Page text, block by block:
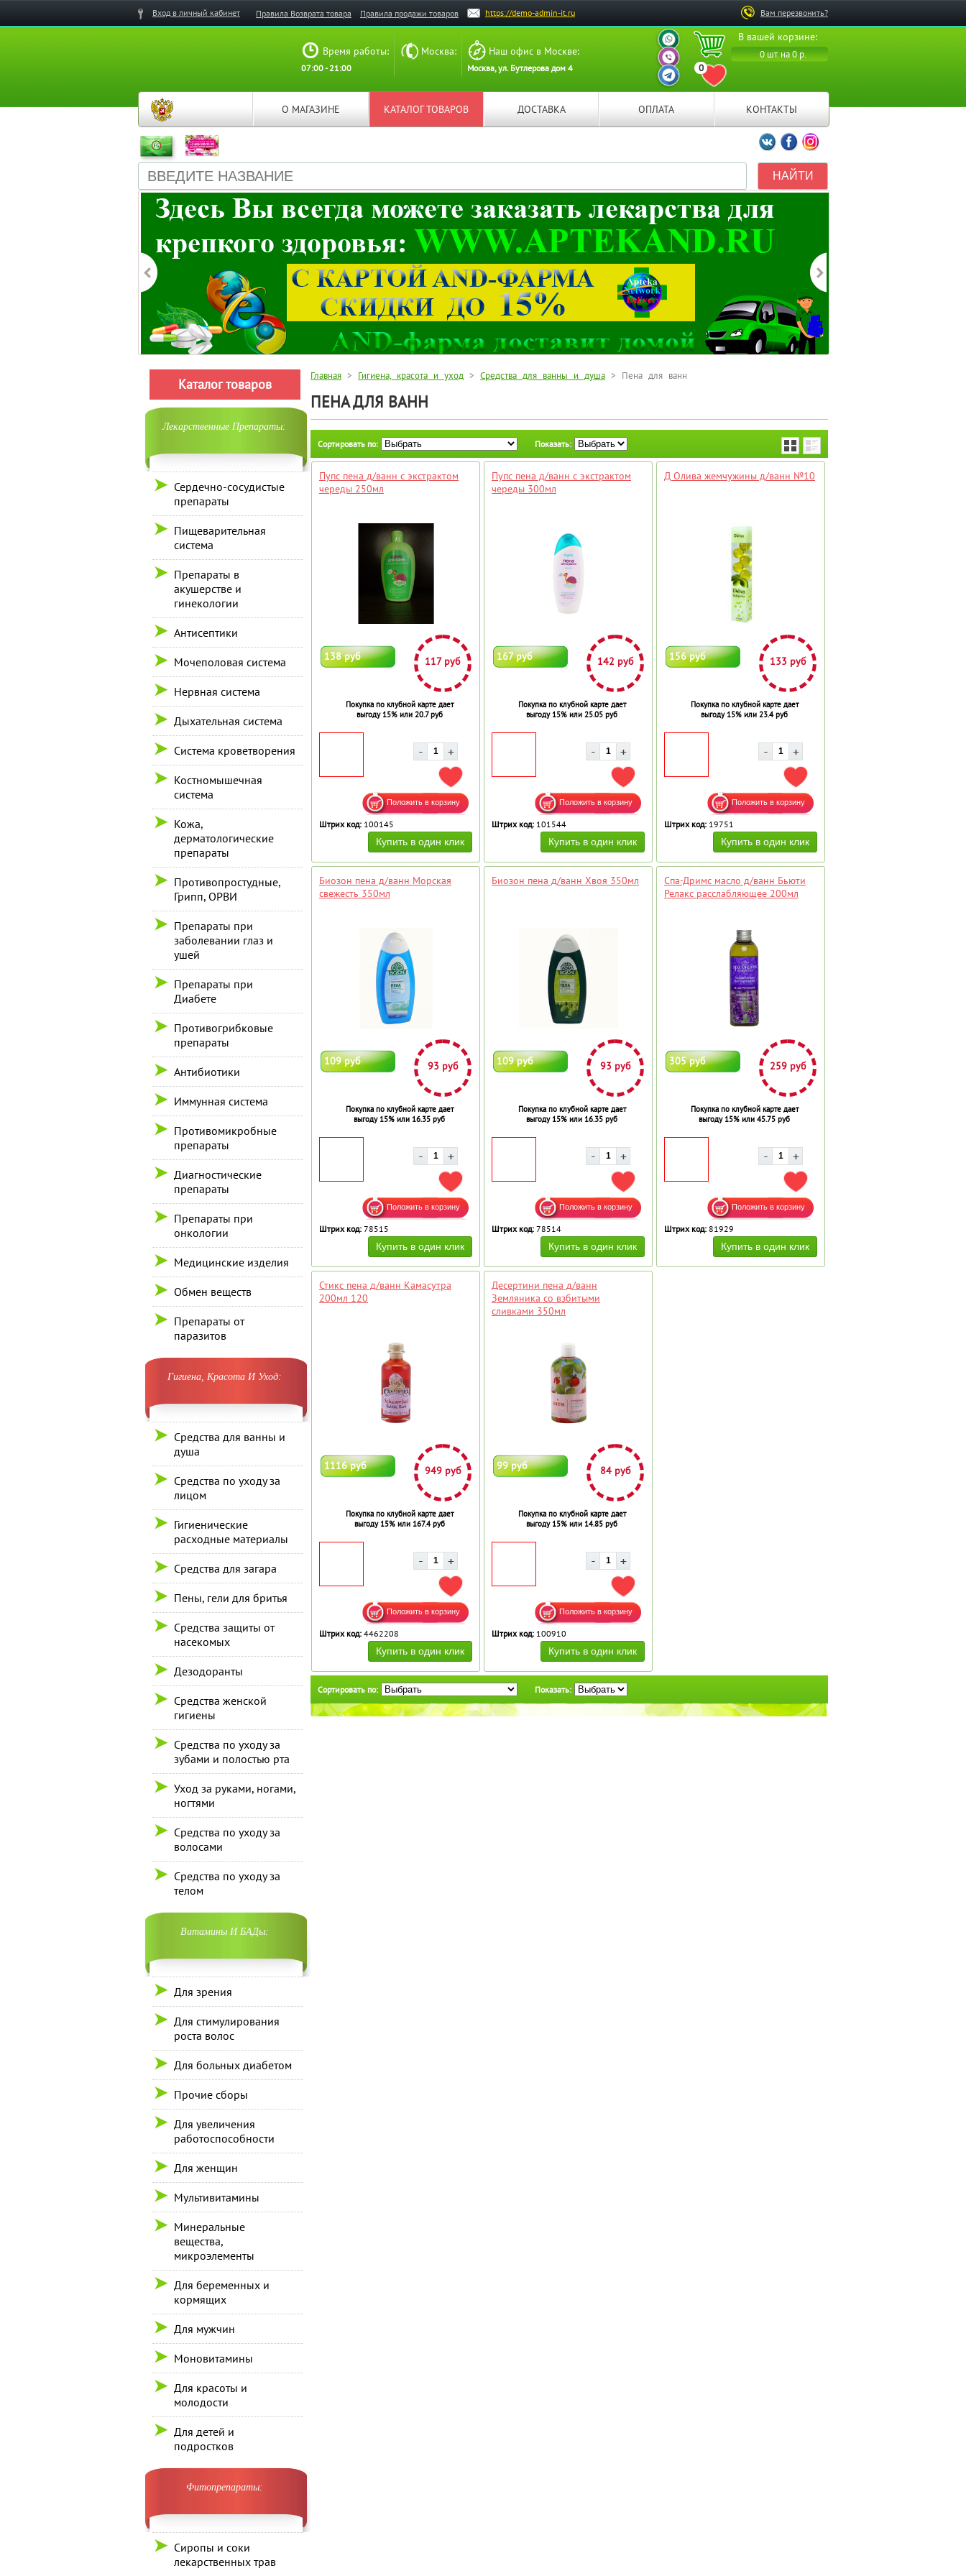
Вам перезвонить?
Вход в личный кабинет Правила Возврата товара Правила продажи товаров https://demo-admin-it.ru
В вашей корзине:
0 шт. на 0 р.
0
ПЕРЕЙТИ В ИЗБРАННОЕ
ВАШ ПЕРСОНАЛЬНЫЙ
МЕНЕДЖЕР
ВАШ ПЕРСОНАЛЬНЫЙ
МЕНЕДЖЕР
ВАШ ПЕРСОНАЛЬНЫЙ
МЕНЕДЖЕР
Время работы:
07:00 - 21:00
Москва: Наш офис в Москве:
Москва, ул. Бутлерова дом 4
О МАГАЗИНЕ КАТАЛОГ ТОВАРОВ ДОСТАВКА ОПЛАТА КОНТАКТЫ
Мы ВКонтакте
Мы на Facebook
Мы в Instagramm
Каталог товаров
Лекарственные Препараты:
Сердечно-сосудистые
препараты
Пищеварительная
система
Препараты в
акушерстве и
гинекологии
Антисептики
Мочеполовая система
Нервная система
Дыхательная система
Система кроветворения
Костномышечная
система
Кожа,
дерматологические
препараты
Противопростудные,
Грипп, ОРВИ
Препараты при
заболевании глаз и
ушей
Препараты при
Диабете
Противогрибковые
препараты
Антибиотики
Иммунная система
Противомикробные
препараты
Диагностические
препараты
Препараты при
онкологии
Медицинские изделия
Обмен веществ
Препараты от
паразитов
Гигиена, Красота И Уход:
Средства для ванны и
душа
Средства по уходу за
лицом
Гигиенические
расходные материалы
Средства для загара
Пены, гели для бритья
Средства защиты от
насекомых
Дезодоранты
Средства женской
гигиены
Средства по уходу за
зубами и полостью рта
Уход за руками, ногами,
ногтями
Средства по уходу за
волосами
Средства по уходу за
телом
Витамины И БАДы:
Для зрения
Для стимулирования
роста волос
Для больных диабетом
Прочие сборы
Для увеличения
работоспособности
Для женщин
Мультивитамины
Минеральные
вещества,
микроэлементы
Для беременных и
кормящих
Для мужчин
Моновитамины
Для красоты и
молодости
Для детей и
подростков
Фитопрепараты:
Сиропы и соки
лекарственных трав
Главная > Гигиена, красота и уход > Средства для ванны и душа > Пена для ванн
ПЕНА ДЛЯ ВАНН
Сортировать по: Показать:
Пупс пена д/ванн с экстрактом
череды 250мл
138 руб 117 руб
Покупка по клубной карте дает
выгоду 15% или 20.7 руб
ДОБАВИТЬ В ИЗБРАННОЕ
Штрих код: 100145
Пупс пена д/ванн с экстрактом
череды 300мл
167 руб 142 руб
Покупка по клубной карте дает
выгоду 15% или 25.05 руб
ДОБАВИТЬ В ИЗБРАННОЕ
Штрих код: 101544
Д Олива жемчужины д/ванн №10
156 руб 133 руб
Покупка по клубной карте дает
выгоду 15% или 23.4 руб
ДОБАВИТЬ В ИЗБРАННОЕ
Штрих код: 19751
Биозон пена д/ванн Морская
свежесть 350мл
109 руб 93 руб
Покупка по клубной карте дает
выгоду 15% или 16.35 руб
ДОБАВИТЬ В ИЗБРАННОЕ
Штрих код: 78515
Биозон пена д/ванн Хвоя 350мл
109 руб 93 руб
Покупка по клубной карте дает
выгоду 15% или 16.35 руб
ДОБАВИТЬ В ИЗБРАННОЕ
Штрих код: 78514
Спа-Дримс масло д/ванн Бьюти
Релакс расслабляющее 200мл
305 руб 259 руб
Покупка по клубной карте дает
выгоду 15% или 45.75 руб
ДОБАВИТЬ В ИЗБРАННОЕ
Штрих код: 81929
Стикс пена д/ванн Камасутра
200мл 120
1116 руб 949 руб
Покупка по клубной карте дает
выгоду 15% или 167.4 руб
ДОБАВИТЬ В ИЗБРАННОЕ
Штрих код: 4462208
Десертини пена д/ванн
Земляника со взбитыми
сливками 350мл
99 руб 84 руб
Покупка по клубной карте дает
выгоду 15% или 14.85 руб
ДОБАВИТЬ В ИЗБРАННОЕ
Штрих код: 100910
Сортировать по: Показать: